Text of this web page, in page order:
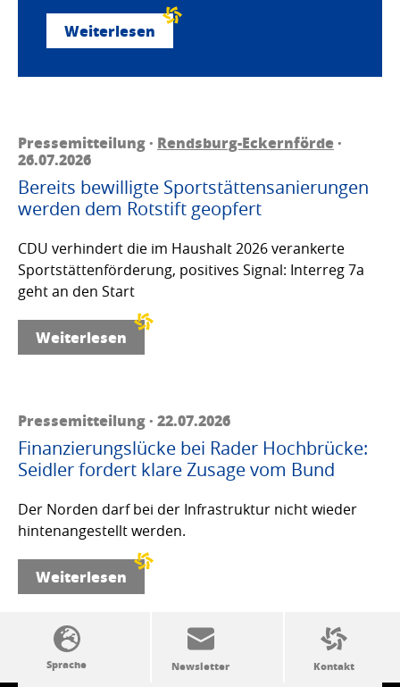
Weiterlesen
Pressemitteilung · Rendsburg-Eckernförde·
26.07.2026
Bereits bewilligte Sportstättensanierungen
werden dem Rotstift geopfert
CDU verhindert die im Haushalt 2026 verankerte
Sportstättenförderung, positives Signal: Interreg 7a
geht an den Start
Weiterlesen
Pressemitteilung · 22.07.2026
Finanzierungslücke bei Rader Hochbrücke:
Seidler fordert klare Zusage vom Bund
Der Norden darf bei der Infrastruktur nicht wieder
hintenangestellt werden.
Weiterlesen
SSW-Politik von A bis Z